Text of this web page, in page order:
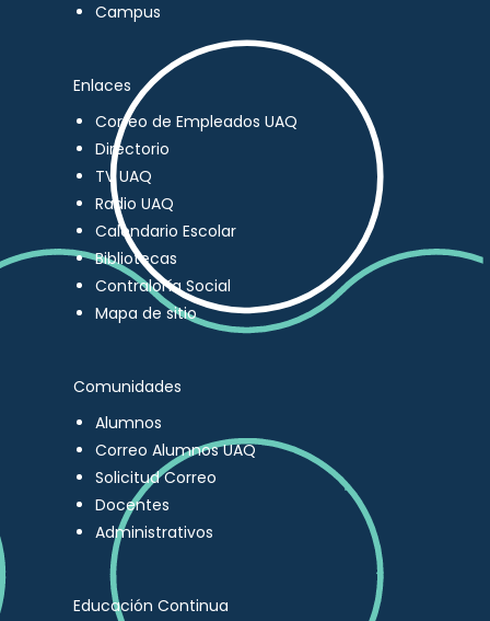
Campus
Enlaces
Correo de Empleados UAQ
Directorio
TV UAQ
Radio UAQ
Calendario Escolar
Bibliotecas
Contraloría Social
Mapa de sitio
Comunidades
Alumnos
Correo Alumnos UAQ
Solicitud Correo
Docentes
Administrativos
Educación Continua